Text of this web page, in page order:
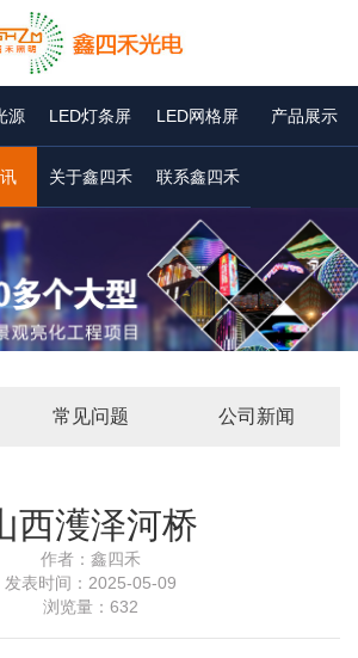
源 LED灯条屏 LED网格屏 产品展示
关于鑫四禾 联系鑫四禾
常见问题 公司新闻
西濩泽河桥
作者： 鑫四禾
发表时间： 2025-05-09
浏览量： 632